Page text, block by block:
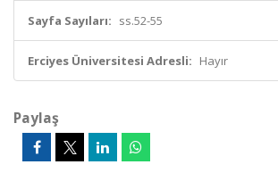
Sayfa Sayıları: ss.52-55
Erciyes Üniversitesi Adresli: Hayır
Paylaş